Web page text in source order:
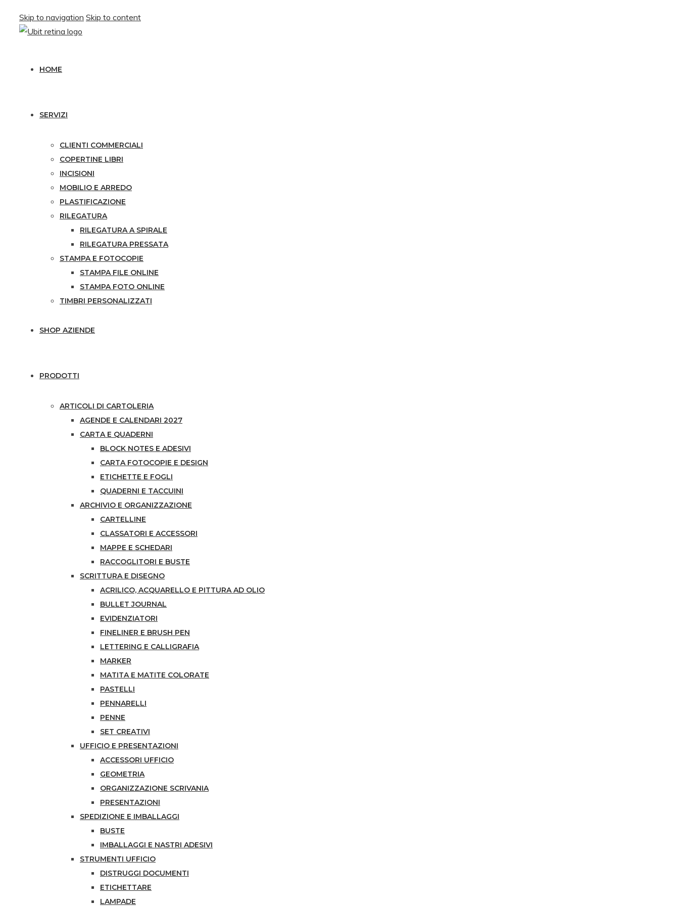
Skip to navigation Skip to content
HOME
SERVIZI
CLIENTI COMMERCIALI
COPERTINE LIBRI
INCISIONI
MOBILIO E ARREDO
PLASTIFICAZIONE
RILEGATURA
RILEGATURA A SPIRALE
RILEGATURA PRESSATA
STAMPA E FOTOCOPIE
STAMPA FILE ONLINE
STAMPA FOTO ONLINE
TIMBRI PERSONALIZZATI
SHOP AZIENDE
PRODOTTI
ARTICOLI DI CARTOLERIA
AGENDE E CALENDARI 2027
CARTA E QUADERNI
BLOCK NOTES E ADESIVI
CARTA FOTOCOPIE E DESIGN
ETICHETTE E FOGLI
QUADERNI E TACCUINI
ARCHIVIO E ORGANIZZAZIONE
CARTELLINE
CLASSATORI E ACCESSORI
MAPPE E SCHEDARI
RACCOGLITORI E BUSTE
SCRITTURA E DISEGNO
ACRILICO, ACQUARELLO E PITTURA AD OLIO
BULLET JOURNAL
EVIDENZIATORI
FINELINER E BRUSH PEN
LETTERING E CALLIGRAFIA
MARKER
MATITA E MATITE COLORATE
PASTELLI
PENNARELLI
PENNE
SET CREATIVI
UFFICIO E PRESENTAZIONI
ACCESSORI UFFICIO
GEOMETRIA
ORGANIZZAZIONE SCRIVANIA
PRESENTAZIONI
SPEDIZIONE E IMBALLAGGI
BUSTE
IMBALLAGGI E NASTRI ADESIVI
STRUMENTI UFFICIO
DISTRUGGI DOCUMENTI
ETICHETTARE
LAMPADE